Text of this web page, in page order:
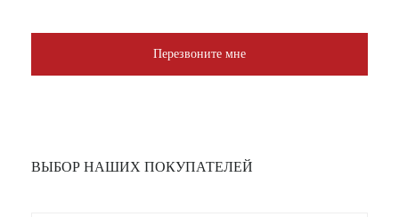
Перезвоните мне
ВЫБОР НАШИХ ПОКУПАТЕЛЕЙ